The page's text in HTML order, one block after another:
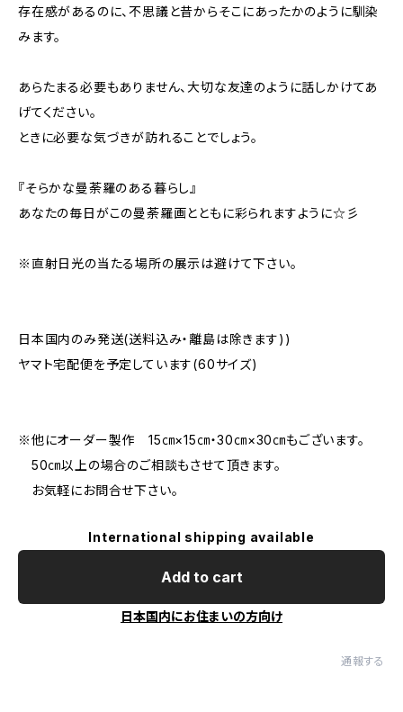
存在感があるのに、不思議と昔からそこにあったかのように馴染
みます。
あらたまる必要もありません、大切な友達のように話しかけてあ
げてください。
ときに必要な気づきが訪れることでしょう。
『そらかな曼荼羅のある暮らし』
あなたの毎日がこの曼荼羅画とともに彩られますように☆彡
※直射日光の当たる場所の展示は避けて下さい。
日本国内のみ発送(送料込み・離島は除きます))
ヤマト宅配便を予定しています(60サイズ)
※他にオーダー製作 15㎝×15㎝・30㎝×30㎝もございます。
50㎝以上の場合のご相談もさせて頂きます。
お気軽にお問合せ下さい。
International shipping available
Add to cart
日本国内にお住まいの方向け
通報する